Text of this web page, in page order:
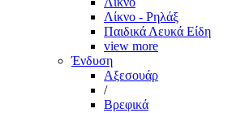
Λίκνο - Ρηλάξ
Παιδικά Λευκά Είδη
view more
Ένδυση
Αξεσουάρ
/
Βρεφικά